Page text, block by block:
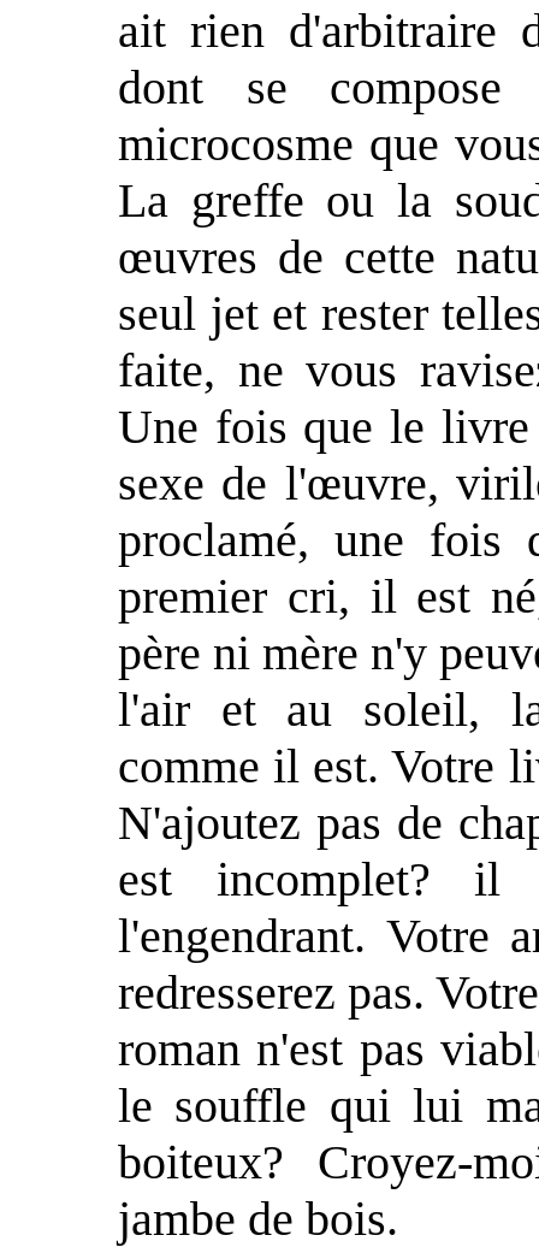
ait rien d'arbitraire
dont se
microcosme que
La greffe ou la
œuvres de cette
seul jet et rester
faite, ne vous
Une fois que le
sexe de l'œuvre,
proclamé, une fois
premier cri, il est
père ni mère n'y
l'air et au soleil,
comme il est. Votre
N'ajoutez pas de
est incomplet? il
l'engendrant. Votre
redresserez pas.
roman n'est pas
le souffle qui lui
boiteux? Croyez-
jambe de bois.